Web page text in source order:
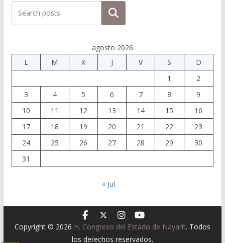
Buscar
agosto 2026
L
M X J V S
D
1
2
3
4 5 6 7 8
9
10
11 12 13 14 15
16
17
18 19 20 21 22
23
24
25 26 27 28 29
30
31
« Jul
Copyright © 2026 H. Congreso del Estado de Nayarit. Todos
los derechos reservados.